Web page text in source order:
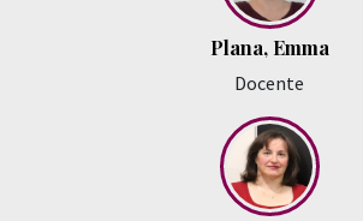
Plana, Emma
Docente